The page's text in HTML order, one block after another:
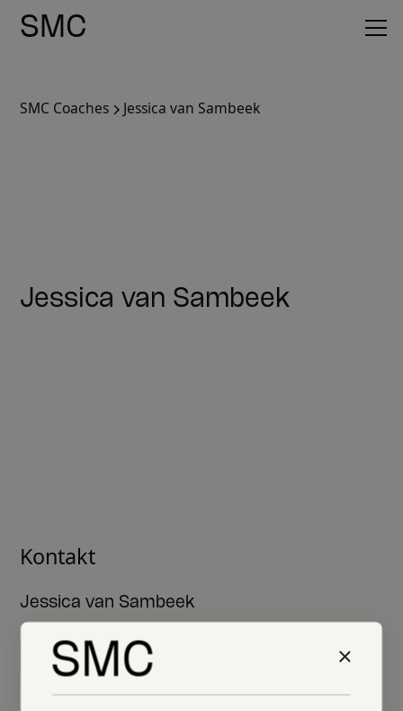
SMC
SMC Coaches Jessica van Sambeek
Jessica van Sambeek
Kontakt
Jessica van Sambeek
Kontakt aufnehmen ×